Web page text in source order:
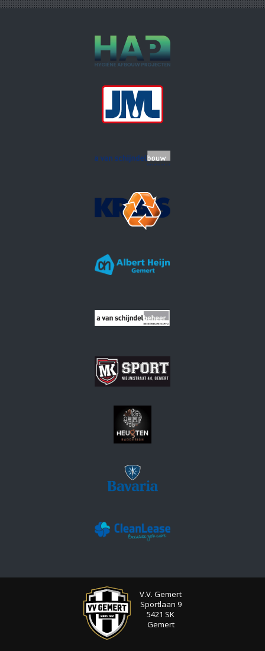
V.V. Gemert
Sportlaan 9
5421 SK
Gemert